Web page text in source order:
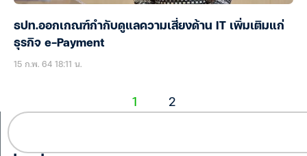
ธปท.ออกเกณฑ์กำกับดูแลความเสี่ยงด้าน IT เพิ่มเติมแก่
ธุรกิจ e-Payment
15 ก.พ. 64 18:11 น.
1 2